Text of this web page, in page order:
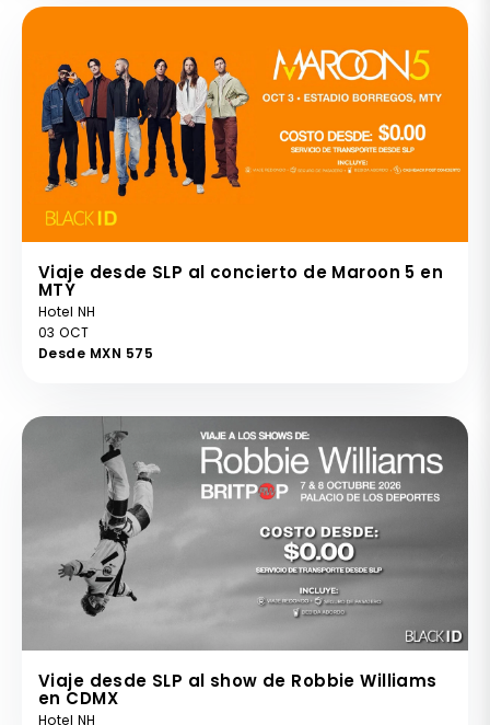
Viaje desde SLP al concierto de Maroon 5 en
MTY
Hotel NH
03 OCT
Desde MXN 575
Viaje desde SLP al show de Robbie Williams
en CDMX
Hotel NH